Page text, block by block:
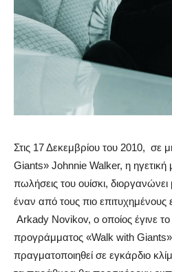
Στις 17 Δεκεμβρίου του 2010, σε
Giants» Johnnie Walker, η ηγετική
πωλήσεις του ουίσκι,
έναν από τους πιο
Arkady Novikov, ο οποίος έγινε
προγράμματος «Walk with
πραγματοποιηθεί σε εγκάρδιο